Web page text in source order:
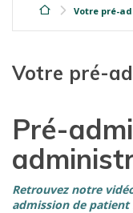
Votre pré-
Votre pré-
Pré-
Retrouvez notre
admission de patient